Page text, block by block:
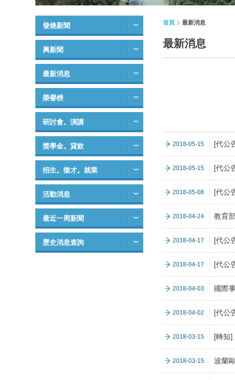
發燒新聞
興新聞
最新消息
榮譽榜
研討會。演講
獎學金。貸款
招生。徵才。就業
活動消息
最近一周新聞
歷史消息查詢
首頁 最新消息
最新消息
2018-05-15 [代公
2018-05-15 [代公
2018-05-08 [代公
2018-04-24 教育
2018-04-17 [代公
2018-04-17 [代公
2018-04-03 國際
2018-04-02 [代公
2018-03-15 [轉知]
2018-03-15 波蘭